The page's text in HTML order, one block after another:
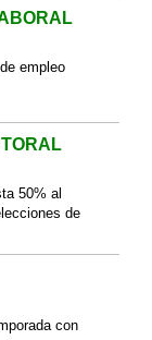
empleo
50% al
de
con